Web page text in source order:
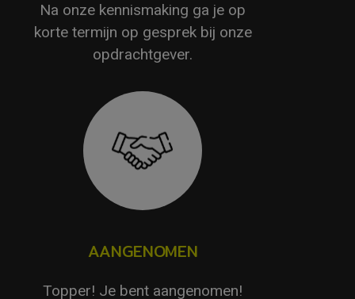
Na onze kennismaking ga je op
korte termijn op gesprek bij onze
opdrachtgever.
AANGENOMEN
Topper! Je bent aangenomen!